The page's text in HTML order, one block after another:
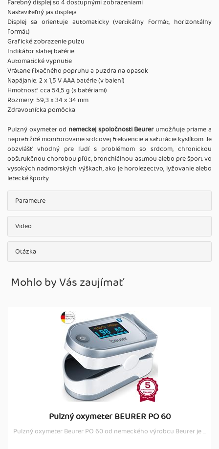
Farebný displej so 4 dostupnými zobrazeniami
Nastaviteľný jas displeja
Displej sa orientuje automaticky (vertikálny formát, horizontálny
formát)
Grafické zobrazenie pulzu
Indikátor slabej batérie
Automatické vypnutie
Vrátane fixačného popruhu a puzdra na opasok
Napájanie: 2 x 1,5 V AAA batérie (v balení)
Hmotnosť: cca 54,5 g (s batériami)
Rozmery: 59,3 x 34 x 34 mm
Zdravotnícka pomôcka
Pulzný oxymeter od nemeckej spoločnosti Beurerumožňuje priame a
nepretržité monitorovanie srdcovej frekvencie a saturácie kyslíkom. Je
obzvlášť vhodný pre ľudí s problémom so srdcom, chronickou
obštrukčnou chorobou pľúc, bronchiálnou astmou alebo pre šport vo
vysokých nadmorských výškach, ako je horolezectvo, lyžovanie alebo
letecké športy.
Parametre
Video
Otázka
Mohlo by Vás zaujímať
Pulzný oxymeter BEURER PO 60
Pulzný oxymeter Beurer PO 60 od nemeckého výrobcu Beurer je ...